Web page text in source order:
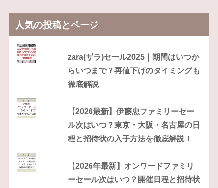
人気の投稿とページ
zara(ザラ)セール2025｜期間はいつか
らいつまで？再値下げのタイミングも
徹底解説
【2026最新】伊藤忠ファミリーセー
ル次はいつ？東京・大阪・名古屋の日
程と招待状の入手方法を徹底解説！
【2026年最新】オンワードファミリ
ーセール次はいつ？開催日程と招待状